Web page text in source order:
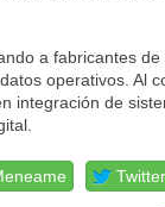
a fabricantes de
operativos. Al
integración de
Twitter